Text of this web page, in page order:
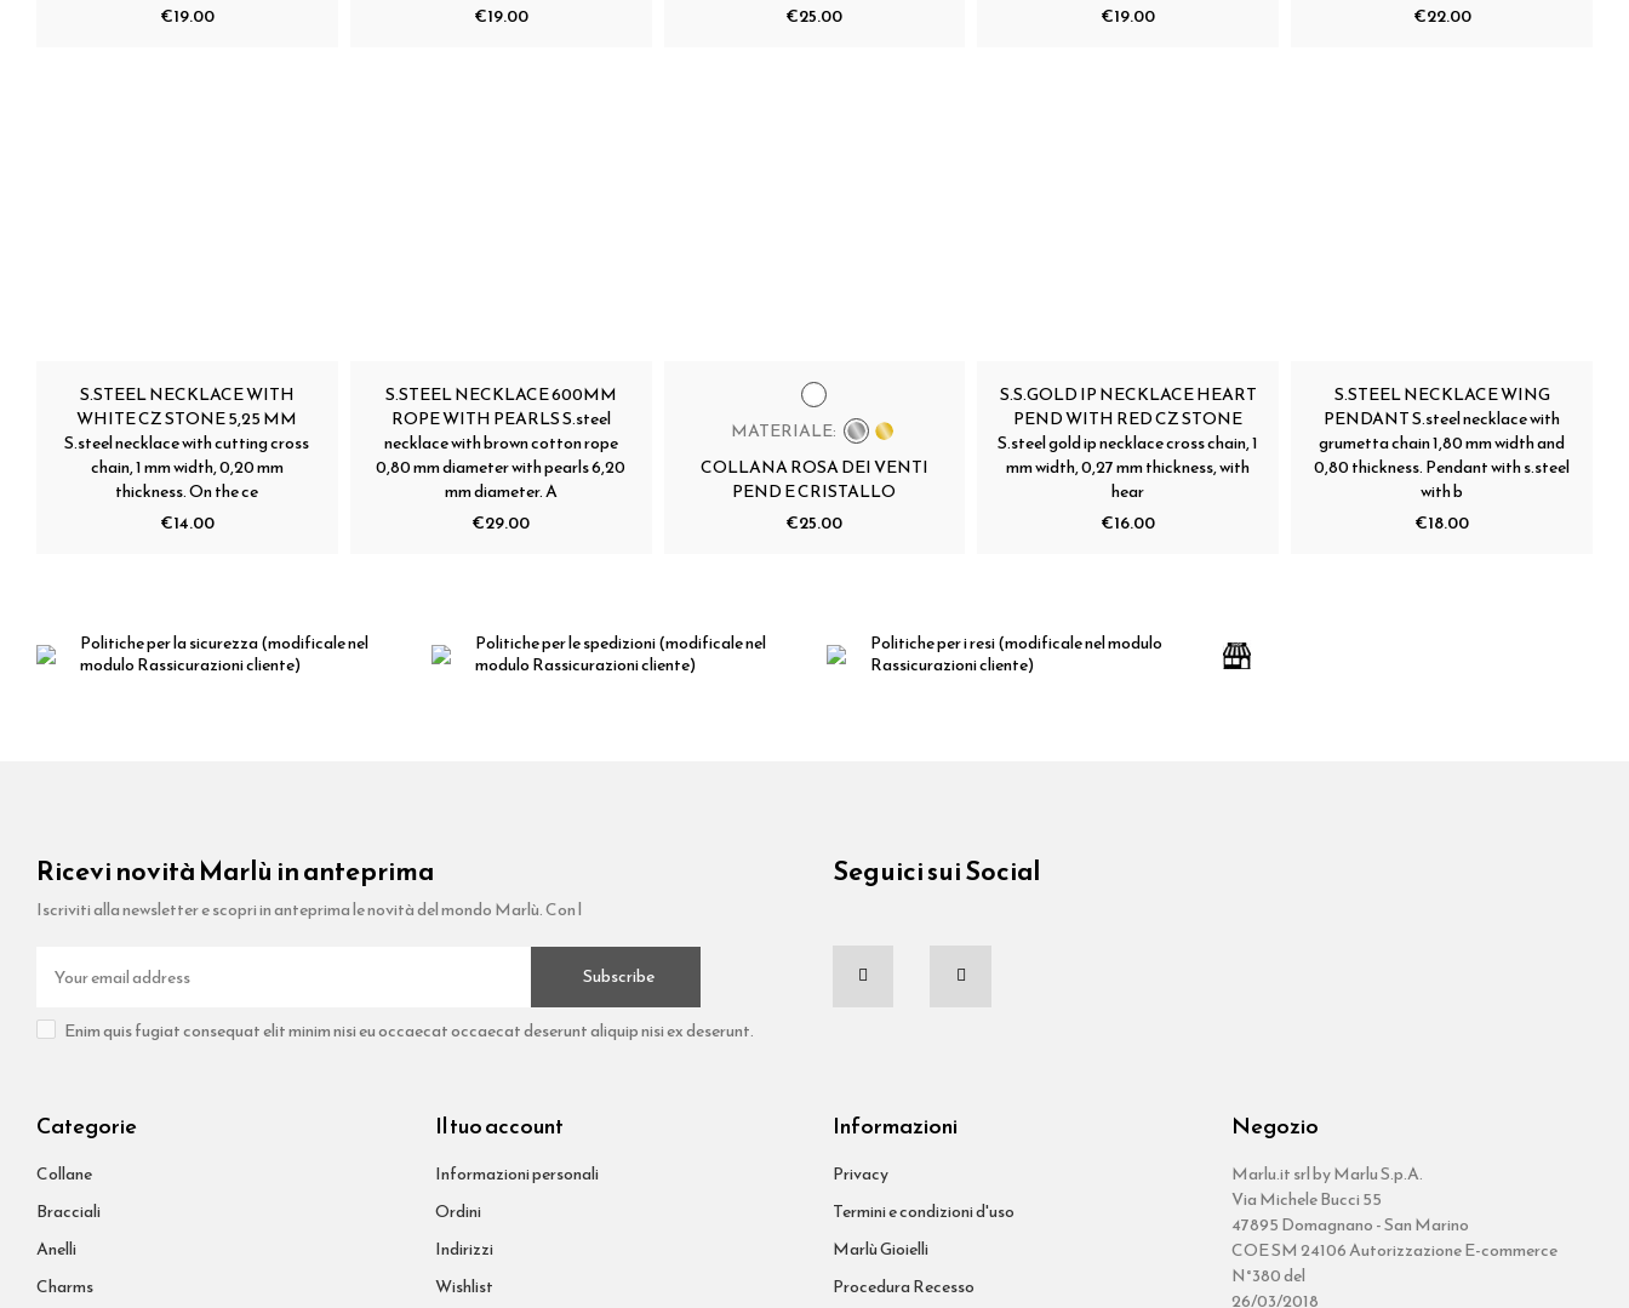
€19.00
€19.00
€25.00
€19.00
€22.00
S.STEEL NECKLACE WITH
WHITE CZ STONE 5,25 MM
S.steel necklace with cutting cross
chain, 1 mm width, 0,20 mm
thickness. On the ce
€14.00
S.STEEL NECKLACE 600MM
ROPE WITH PEARLS S.steel
necklace with brown cotton rope
0,80 mm diameter with pearls 6,20
mm diameter. A
€29.00
MATERIALE:
COLLANA ROSA DEI VENTI
PEND E CRISTALLO
€25.00
S.S.GOLD IP NECKLACE HEART
PEND WITH RED CZ STONE
S.steel gold ip necklace cross chain, 1
mm width, 0,27 mm thickness, with
hear
€16.00
S.STEEL NECKLACE WING
PENDANT S.steel necklace with
grumetta chain 1,80 mm width and
0,80 thickness. Pendant with s.steel
with b
€18.00
Politiche per la sicurezza(modificale nel
modulo Rassicurazioni cliente)
Politiche per le spedizioni(modificale nel
modulo Rassicurazioni cliente)
Politiche per i resi(modificale nel modulo
Rassicurazioni cliente)
Ricevi novità Marlù in anteprima
Iscriviti alla newsletter e scopri in anteprima le novità del mondo Marlù. Con l
Subscribe
Enim quis fugiat consequat elit minim nisi eu occaecat occaecat deserunt aliquip nisi ex deserunt.
Seguici sui Social
Categorie
Collane
Bracciali
Anelli
Charms
Il tuo account
Informazioni personali
Ordini
Indirizzi
Wishlist
Informazioni
Privacy
Termini e condizioni d'uso
Marlù Gioielli
Procedura Recesso
Negozio
Marlu.it srl by Marlu S.p.A.
Via Michele Bucci 55
47895 Domagnano - San Marino
COE SM 24106 Autorizzazione E-commerce
N°380 del
26/03/2018